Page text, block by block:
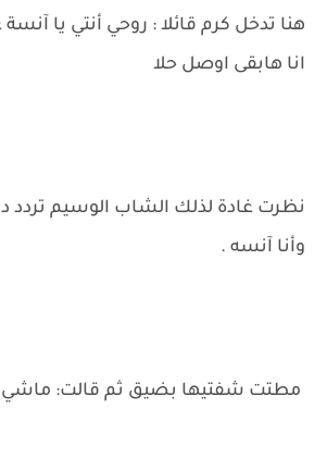
هنا تدخل كرم قائلا : روحي أنتي يا
انا هابقى اوصل حلا
نظرت غادة لذلك الشاب الوسيم تردد
وأنا آنسه .
مطتت شفتيها بضيق ثم قالت: ماشي